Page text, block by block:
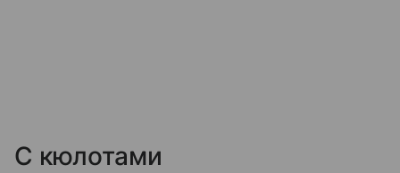
С кюлотами